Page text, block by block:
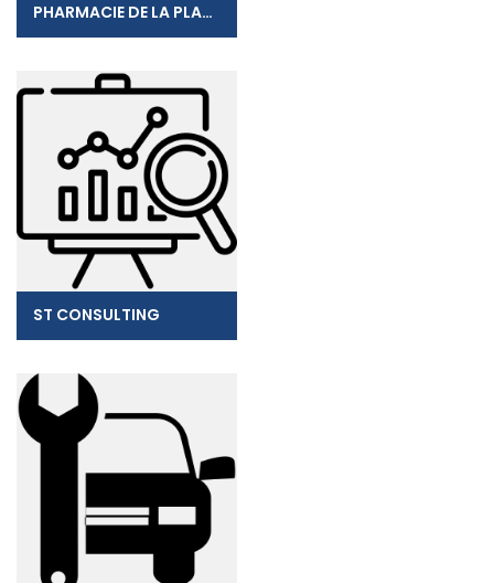
PHARMACIE DE LA PLAGE
ST CONSULTING